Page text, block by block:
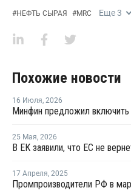
#НЕФТЬ СЫРАЯ #MRC Еще3
Похожие новости
16 Июля, 2026
25 Мая, 2026
17 Апреля, 2025